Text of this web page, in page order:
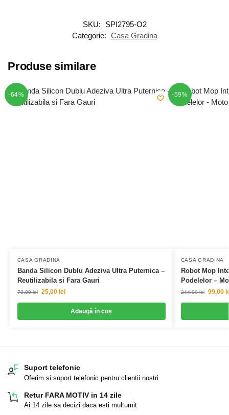
SKU:
SPI2795-O2
Categorie: Casa Gradina
Produse similare
-64%
CASA GRADINA
Banda Silicon Dublu Adeziva Ultra Puternica –
Reutilizabila si Fara Gauri
70,00lei 25,00 lei
Adaugă în coș
-59%
CASA GRADINA
Robot Mop
Podelelor –
244,00lei 99,00
Suport telefonic
Oferim si suport telefonic pentru clientii nostri
Retur FARA MOTIV in 14 zile
Ai 14 zile sa decizi daca esti multumit